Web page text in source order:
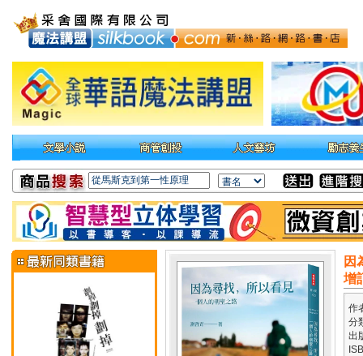
因
增
作
分
出